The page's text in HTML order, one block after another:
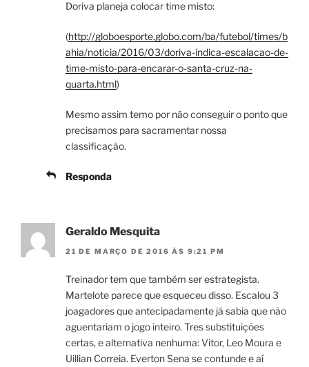
Doriva planeja colocar time misto:
(http://globoesporte.globo.com/ba/futebol/times/b
ahia/noticia/2016/03/doriva-indica-escalacao-de-
time-misto-para-encarar-o-santa-cruz-na-
quarta.html)
Mesmo assim temo por não conseguir o ponto que
precisamos para sacramentar nossa
classificação.
Responda
Geraldo Mesquita
21 DE MARÇO DE 2016 ÀS 9:21 PM
Treinador tem que também ser estrategista.
Martelote parece que esqueceu disso. Escalou 3
joagadores que antecipadamente já sabia que não
aguentariam o jogo inteiro. Tres substituições
certas, e alternativa nenhuma: Vitor, Leo Moura e
Uillian Correia. Everton Sena se contunde e aí